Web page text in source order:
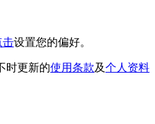
击设置您的偏好。
时更新的使用条款及个人资料